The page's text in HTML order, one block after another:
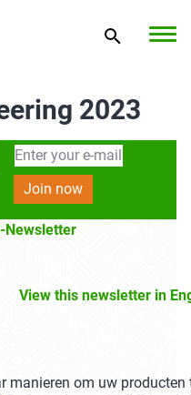
2023
View this newsletter in
manieren om uw